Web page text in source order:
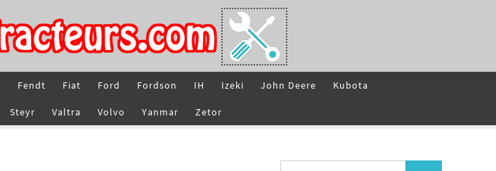
Fendt Fiat Ford Fordson IH Izeki John Deere Kubota
Steyr Valtra Volvo Yanmar Zetor